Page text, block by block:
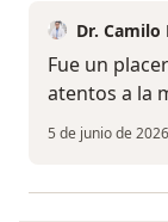
Dr. Camilo
Fue un
atentos a la
5 de junio de 2026